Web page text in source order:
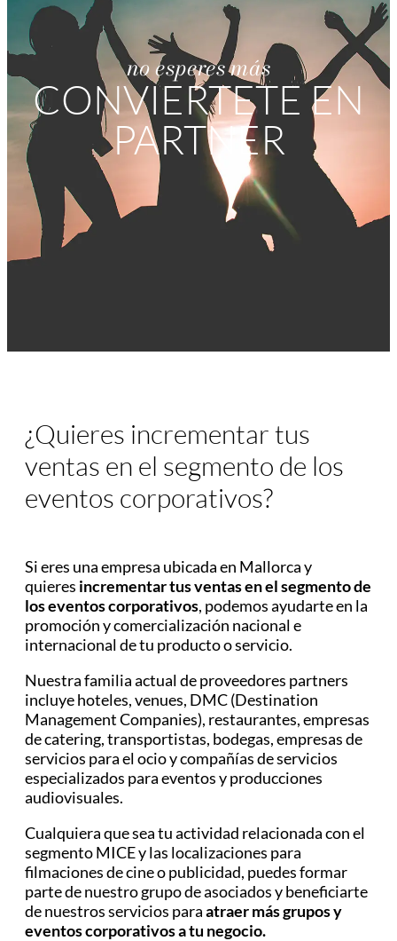
no esperes más
CONVIERTETE EN
PARTNER
¿Quieres incrementar tus
ventas en el segmento de los
eventos corporativos?
Si eres una empresa ubicada en Mallorca y
quieres incrementar tus ventas en el segmento de
los eventos corporativos, podemos ayudarte en la
promoción y comercialización nacional e
internacional de tu producto o servicio.
Nuestra familia actual de proveedores partners
incluye hoteles, venues, DMC (Destination
Management Companies), restaurantes, empresas
de catering, transportistas, bodegas, empresas de
servicios para el ocio y compañías de servicios
especializados para eventos y producciones
audiovisuales.
Cualquiera que sea tu actividad relacionada con el
segmento MICE y las localizaciones para
filmaciones de cine o publicidad, puedes formar
parte de nuestro grupo de asociados y beneficiarte
de nuestros servicios paraatraer más grupos y
eventos corporativos a tu negocio.